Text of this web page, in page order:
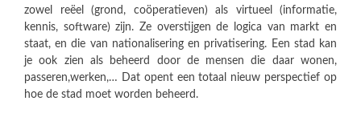
zowel reëel (grond, coöperatieven) als virtueel (informatie,
kennis, software) zijn. Ze overstijgen de logica van markt en
staat, en die van nationalisering en privatisering. Een stad kan
je ook zien als beheerd door de mensen die daar wonen,
passeren,werken,… Dat opent een totaal nieuw perspectief op
hoe de stad moet worden beheerd.